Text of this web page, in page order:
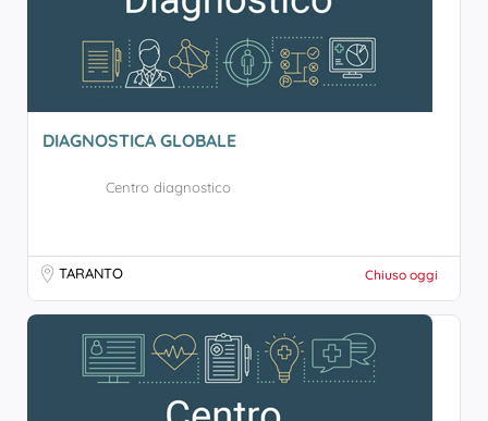
DIAGNOSTICA GLOBALE
Centro diagnostico
TARANTO Chiuso oggi